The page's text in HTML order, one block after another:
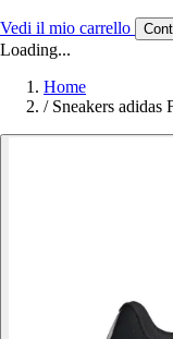
Vedi il mio carrello
Loading...
Home
/ Sneakers adidas